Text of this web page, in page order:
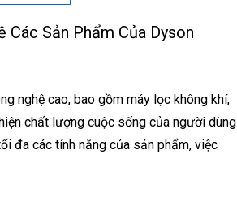
Sản Phẩm Của Dyson
nghệ cao, bao gồm máy lọc không khí,
chất lượng cuộc sống của người dùng
đa các tính năng của sản phẩm, việc